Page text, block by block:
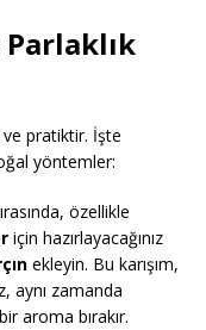
ve pratiktir. İşte
yöntemler:
özellikle
için hazırlayacağınız
ekleyin. Bu karışım,
aynı zamanda
aroma bırakır.